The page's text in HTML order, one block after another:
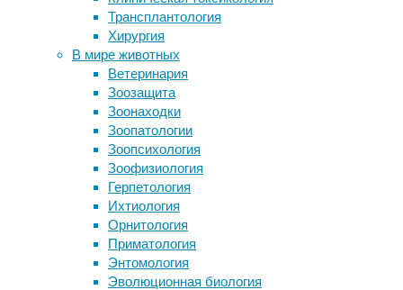
Трансплантология
Хирургия
В мире животных
Ветеринария
Зоозащита
Зоонаходки
Зоопатологии
Зоопсихология
Зоофизиология
Герпетология
Ихтиология
Орнитология
Приматология
Энтомология
Эволюционная биология
здоровье,
пожилые,
психология
исследованиях
влиянии
интернета
человека
нередко
можно
видеть
выводы
Снотворное и успокоительное людей
делают рыб бесстрашными
одиночками
Строматолиты могли появиться на
Земле благодаря вирусам
Специалисты Disney научились
делать слепки зубов по
фотографиям
Вакцину от ВИЧ проверят на
добровольцах из группы риска
Следите за новостями